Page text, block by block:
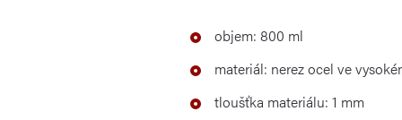
objem: 800 ml
materiál: nerez ocel ve
tloušťka materiálu: 1 mm